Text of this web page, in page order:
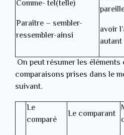
Comme- tel(telle)
Paraître – sembler-
ressembler-ainsi
avoir
On peut résumer les
comparaisons prises dans le
suivant.
Le
comparé
Le comparant